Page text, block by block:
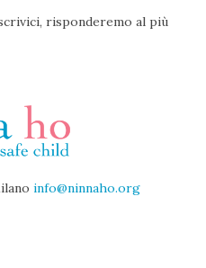
risponderemo al più
info@ninnaho.org